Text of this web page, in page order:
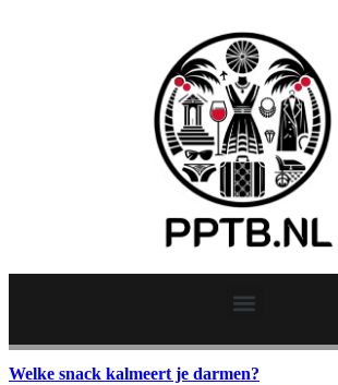
Welke snack kalmeert je darmen?